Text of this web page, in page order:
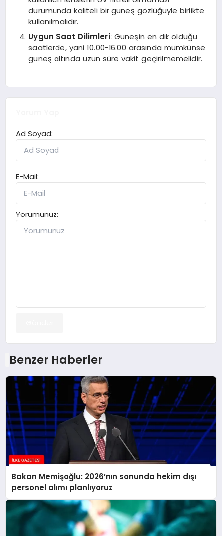
durumunda kaliteli bir güneş gözlüğüyle birlikte
kullanılmalıdır.
Uygun Saat Dilimleri: Güneşin en dik olduğu
saatlerde, yani 10.00-16.00 arasında mümkünse
güneş altında uzun süre vakit geçirilmemelidir.
Ad Soyad:
E-Mail:
Yorumunuz:
Benzer Haberler
Bakan Memişoğlu: 2026’nın sonunda hekim dışı
personel alımı planlıyoruz